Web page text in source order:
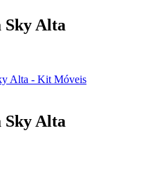
Sky Alta
Sky Alta